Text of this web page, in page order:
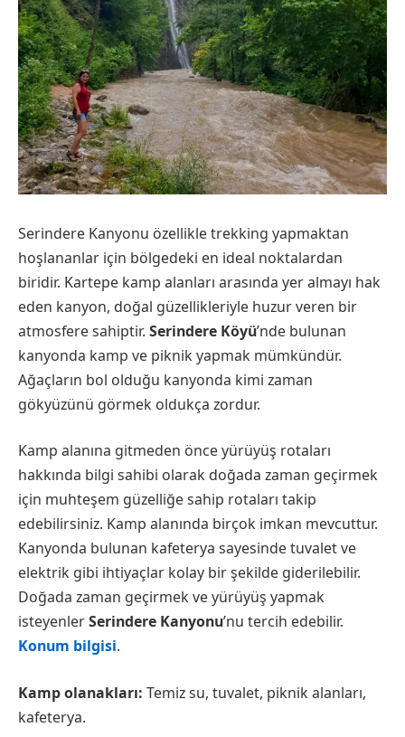
Serindere Kanyonu özellikle trekking yapmaktan
hoşlananlar için bölgedeki en ideal noktalardan
biridir. Kartepe kamp alanları arasında yer almayı hak
eden kanyon, doğal güzellikleriyle huzur veren bir
atmosfere sahiptir. Serindere Köyü’nde bulunan
kanyonda kamp ve piknik yapmak mümkündür.
Ağaçların bol olduğu kanyonda kimi zaman
gökyüzünü görmek oldukça zordur.
Kamp alanına gitmeden önce yürüyüş rotaları
hakkında bilgi sahibi olarak doğada zaman geçirmek
için muhteşem güzelliğe sahip rotaları takip
edebilirsiniz. Kamp alanında birçok imkan mevcuttur.
Kanyonda bulunan kafeterya sayesinde tuvalet ve
elektrik gibi ihtiyaçlar kolay bir şekilde giderilebilir.
Doğada zaman geçirmek ve yürüyüş yapmak
isteyenlerSerindere Kanyonu’nu tercih edebilir.
Konum bilgisi.
Kamp olanakları: Temiz su, tuvalet, piknik alanları,
kafeterya.